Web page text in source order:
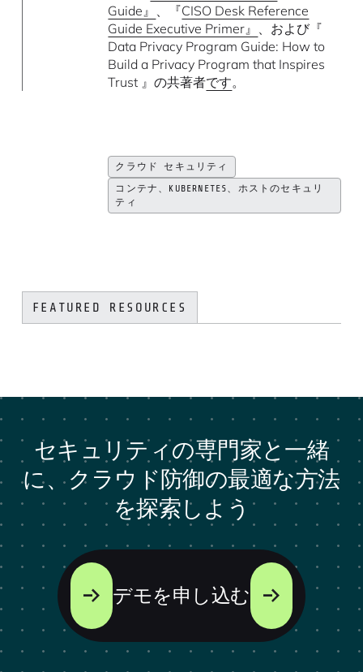
Guide』
、『CISO Desk Reference
Guide Executive Primer』
、および『
Data Privacy Program Guide: How to
Build a Privacy Program that Inspires
Trust 』の共著者です。
クラウド セキュリティ
コンテナ、KUBERNETES、ホストのセキュリ
ティ
FEATURED RESOURCES
セキュリティの専門家と一緒
に、クラウド防御の最適な方法
を探索しよう
デモを申し込む